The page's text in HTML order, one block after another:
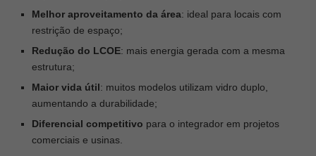
Melhor aproveitamento da área: ideal para locais com
restrição de espaço;
Redução do LCOE: mais energia gerada com a mesma
estrutura;
Maior vida útil: muitos modelos utilizam vidro duplo,
aumentando a durabilidade;
Diferencial competitivo para o integrador em projetos
comerciais e usinas.